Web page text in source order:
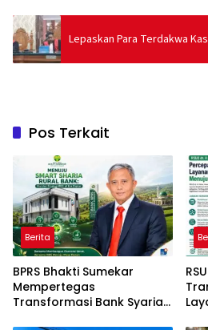
Lepaskan Para Terdakwa
Pos Terkait
Berita
BPRS Bhakti Sumekar
Mempertegas
Transformasi Bank Syariah